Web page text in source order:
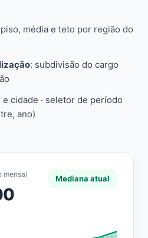
média e teto por região do
: subdivisão do cargo
cidade · seletor de período
ano)
mensal Mediana atual